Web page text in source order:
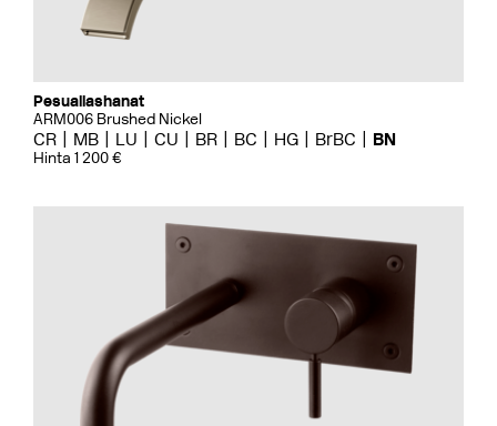
Pesuallashanat
ARM006 Brushed Nickel
CR MB LU CU BR BC HG BrBC BN
Hinta 1 200 €